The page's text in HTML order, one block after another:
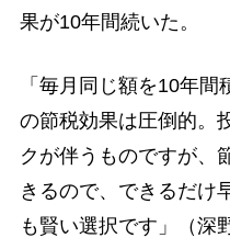
果が10年間続いた。
「毎月同じ額を10年
の節税効果は圧倒的。
クが伴うものですが、
きるので、できるだけ
も賢い選択です」（深